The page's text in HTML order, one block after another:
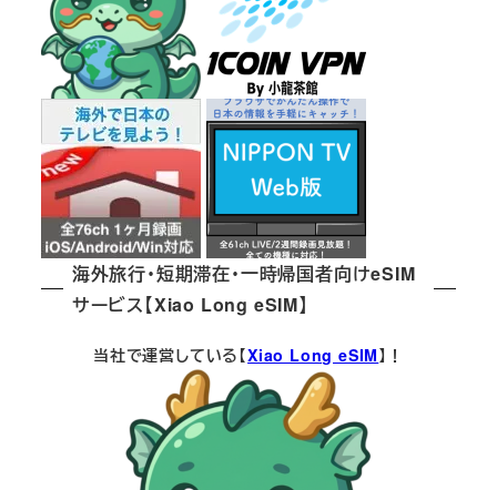
海外旅行・短期滞在・一時帰国者向けeSIM
サービス【Xiao Long eSIM】
当社で運営している【Xiao Long eSIM】！